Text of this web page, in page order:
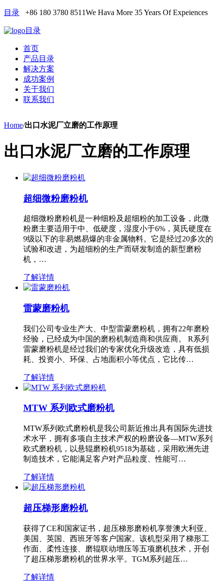
目录 +86 180 3780 8511We Hava More 35 Years Of Expeiences
目录
首页
产品目录
解决方案
成功案例
关于我们
联系我们
Home/出口水泥厂立磨的工作原理
出口水泥厂立磨的工作原理
超细微粉磨粉机
超细微粉磨粉机是一种细粉及超细粉的加工设备，此微
粉磨主要适用于中、低硬度，湿度小于6%，莫氏硬度在
9级以下的非易燃易爆的非金属物料。它是经过20多次的
试验和改进，为超细粉的生产而研发制造的新型磨粉
机，…
了解详情
雷蒙磨粉机
我们公司专业生产大、中型雷蒙磨粉机，拥有22年磨粉
经验，已经成为中国的磨粉机制造商和供应商。 R系列
雷蒙磨粉机是经过我们的专家优化升级改造，具有低损
耗、投资小、环保、占地面积小等优点，它比传…
了解详情
MTW 系列欧式磨粉机
MTW系列欧式磨粉机是我公司新近推出具有国际先进技
术水平，拥有多项自主技术产权的粉磨设备—MTW系列
欧式磨粉机，以悬辊磨粉机9518为基础，采用欧洲先进
制造技术，它能满足客户对产品粒度、性能可…
了解详情
超压梯形磨粉机
获得了CE和国家证书，超压梯形磨粉机享誉澳大利亚、
美国、英国、西班牙等客户国家。该机型采用了梯形工
作面、柔性连接、磨辊联动增压等五项磨机技术，开创
了超压梯形磨粉机的世界水平。TGM系列超压…
了解详情